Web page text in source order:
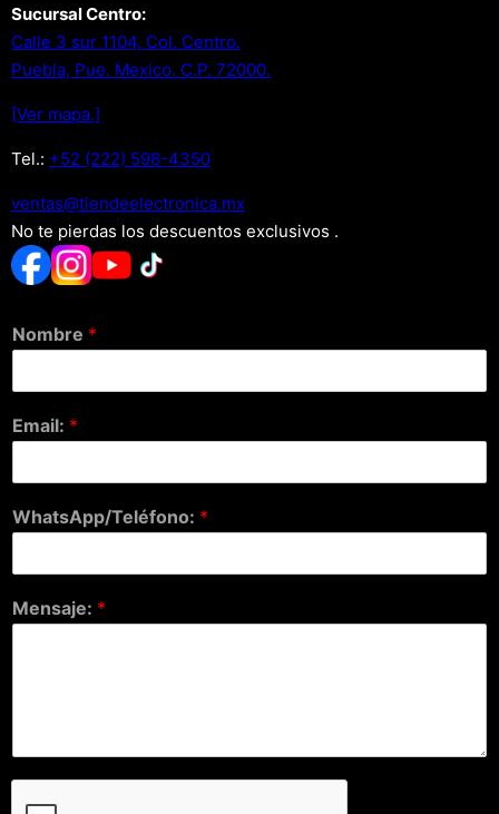
Sucursal Centro:
Calle 3 sur 1104, Col. Centro.
Puebla, Pue. Mexico. C.P. 72000.
[Ver mapa.]
Tel.: +52 (222) 598-4350
xm.acinortceleedneit@satnev
No te pierdas los descuentos exclusivos .
Nombre *
Email: *
WhatsApp/Teléfono: *
Mensaje: *